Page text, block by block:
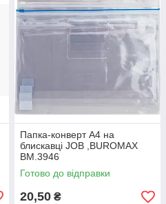
Папка-конверт А4 на
блискавці JOB ,BUROMAX
BM.3946
Готово до відправки
20,50 ₴